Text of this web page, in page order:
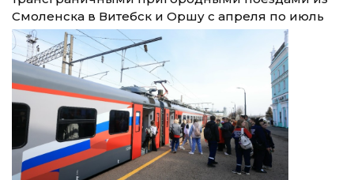
Смоленска в Витебск и Оршу с апреля по июль